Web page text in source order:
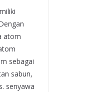
atom
sebagai
sabun,
senyawa